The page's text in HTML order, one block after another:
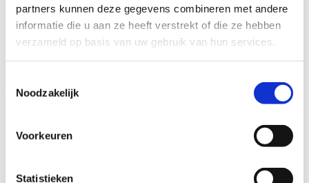
partners kunnen deze gegevens combineren met andere
informatie die u aan ze heeft verstrekt of die ze hebben
verzameld op basis van uw gebruik van hun services.
Noodzakelijk
Voorkeuren
Statistieken
Op voorraad*
€37,95
Op voorraad*
€42,50